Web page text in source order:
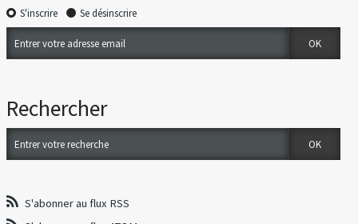
S'inscrire Se désinscrire
Rechercher
S'abonner au flux RSS